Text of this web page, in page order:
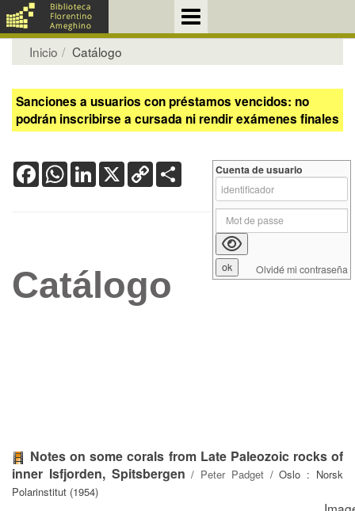
Inicio Catálogo
Sanciones a usuarios con préstamos vencidos: no
podrán inscribirse a cursada ni rendir exámenes finales
FacebookWhatsApp
LinkedIn
X Copy
Link
Catálogo
Notes on some corals from Late Paleozoic rocks of
inner Isfjorden, Spitsbergen / Peter Padget/ Oslo : Norsk
Polarinstitut (1954)
Cuenta de usuario
Olvidé mi contraseña